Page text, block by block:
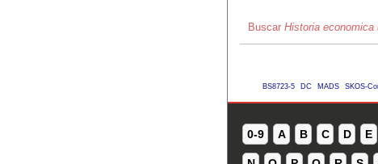
Buscar Historia economica
BS8723-5 DC MADS SKOS-
0-9 A B C D E